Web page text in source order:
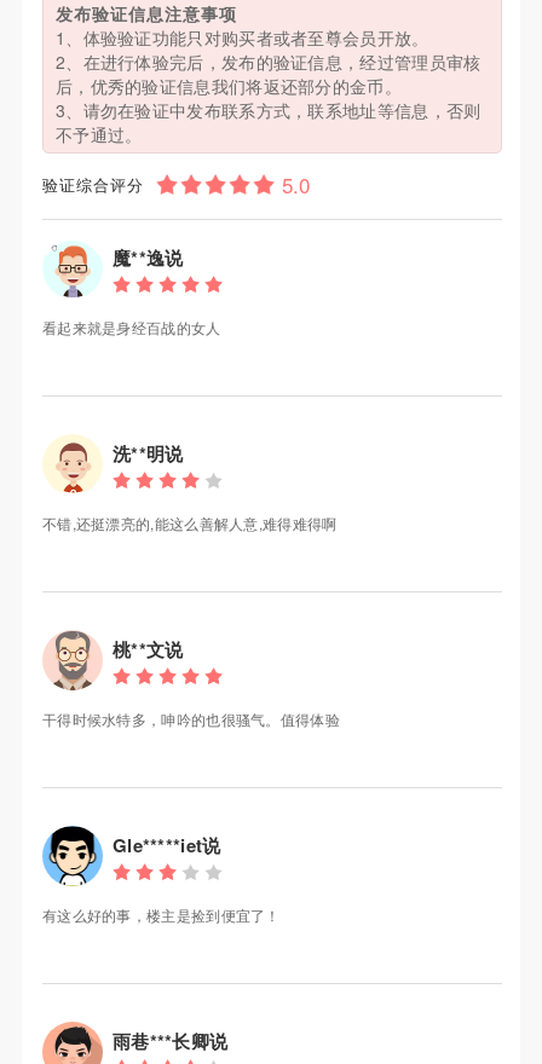
发布验证信息注意事项
1、体验验证功能只对购买者或者至尊会员开放。
2、在进行体验完后，发布的验证信息，经过管理员审核
后，优秀的验证信息我们将返还部分的金币。
3、请勿在验证中发布联系方式，联系地址等信息，否则
不予通过。
验证综合评分
魔**逸说
看起来就是身经百战的女人
洗**明说
不错,还挺漂亮的,能这么善解人意,难得难得啊
桃**文说
干得时候水特多，呻吟的也很骚气。值得体验
Gle*****iet说
有这么好的事，楼主是捡到便宜了！
雨巷***长卿说